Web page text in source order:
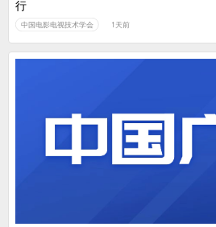
行
中国电影电视技术学会 1天前